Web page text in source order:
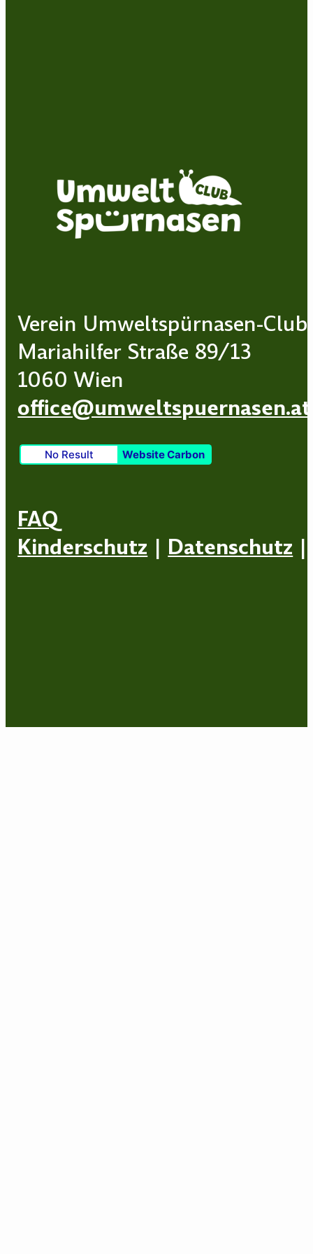
Verein Umweltspürnasen-Club
Mariahilfer Straße 89/13
1060 Wien
office@umweltspuernasen.at
No Result Website Carbon
FAQ
Kinderschutz | Datenschutz |